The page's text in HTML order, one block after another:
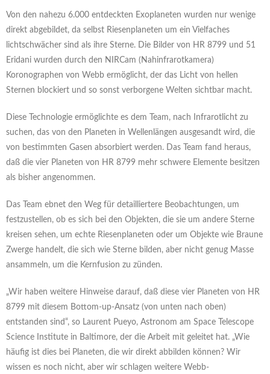
Von den nahezu 6.000 entdeckten Exoplaneten wurden nur wenige
direkt abgebildet, da selbst Riesenplaneten um ein Vielfaches
lichtschwächer sind als ihre Sterne. Die Bilder von HR 8799 und 51
Eridani wurden durch den NIRCam (Nahinfrarotkamera)
Koronographen von Webb ermöglicht, der das Licht von hellen
Sternen blockiert und so sonst verborgene Welten sichtbar macht.
Diese Technologie ermöglichte es dem Team, nach Infrarotlicht zu
suchen, das von den Planeten in Wellenlängen ausgesandt wird, die
von bestimmten Gasen absorbiert werden. Das Team fand heraus,
daß die vier Planeten von HR 8799 mehr schwere Elemente besitzen
als bisher angenommen.
Das Team ebnet den Weg für detailliertere Beobachtungen, um
festzustellen, ob es sich bei den Objekten, die sie um andere Sterne
kreisen sehen, um echte Riesenplaneten oder um Objekte wie Braune
Zwerge handelt, die sich wie Sterne bilden, aber nicht genug Masse
ansammeln, um die Kernfusion zu zünden.
„Wir haben weitere Hinweise darauf, daß diese vier Planeten von HR
8799 mit diesem Bottom-up-Ansatz (von unten nach oben)
entstanden sind“, so Laurent Pueyo, Astronom am Space Telescope
Science Institute in Baltimore, der die Arbeit mit geleitet hat. „Wie
häufig ist dies bei Planeten, die wir direkt abbilden können? Wir
wissen es noch nicht, aber wir schlagen weitere Webb-